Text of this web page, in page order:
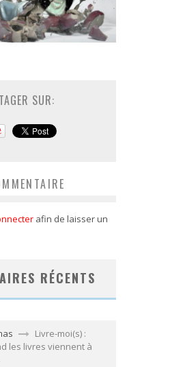
SUR:
afin de laisser un
RÉCENTS
Livre-moi(s) :
les livres viennent à